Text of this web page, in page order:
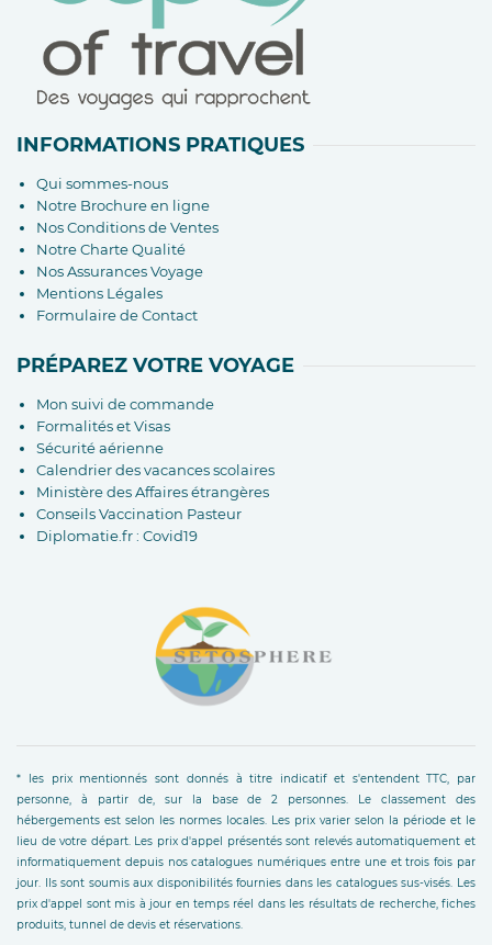
INFORMATIONS PRATIQUES
Qui sommes-nous
Notre Brochure en ligne
Nos Conditions de Ventes
Notre Charte Qualité
Nos Assurances Voyage
Mentions Légales
Formulaire de Contact
PRÉPAREZ VOTRE VOYAGE
Mon suivi de commande
Formalités et Visas
Sécurité aérienne
Calendrier des vacances scolaires
Ministère des Affaires étrangères
Conseils Vaccination Pasteur
Diplomatie.fr : Covid19
* les prix mentionnés sont donnés à titre indicatif et s'entendent TTC, par
personne, à partir de, sur la base de 2 personnes. Le classement des
hébergements est selon les normes locales. Les prix varier selon la période et le
lieu de votre départ. Les prix d'appel présentés sont relevés automatiquement et
informatiquement depuis nos catalogues numériques entre une et trois fois par
jour. Ils sont soumis aux disponibilités fournies dans les catalogues sus-visés. Les
prix d'appel sont mis à jour en temps réel dans les résultats de recherche, fiches
produits, tunnel de devis et réservations.